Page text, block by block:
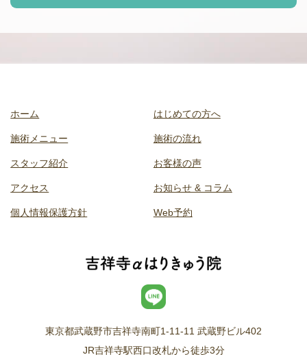
東京都武蔵野市吉祥寺南町1-11-11 武蔵野ビル402
JR吉祥寺駅西口改札から徒歩3分
ホーム はじめての方へ
施術メニュー 施術の流れ
スタッフ紹介 お客様の声
アクセス お知らせ & コラム
個人情報保護方針 Web予約